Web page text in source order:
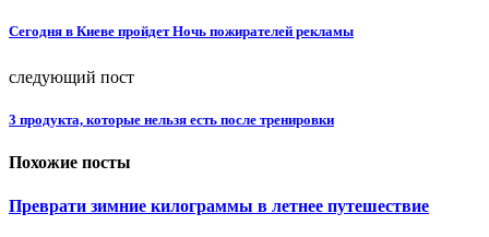
Сегодня в Киеве пройдет Ночь пожирателей рекламы
следующий пост
3 продукта, которые нельзя есть после тренировки
Похожие посты
Преврати зимние килограммы в летнее путешествие